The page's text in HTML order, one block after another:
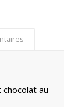
chocolat au